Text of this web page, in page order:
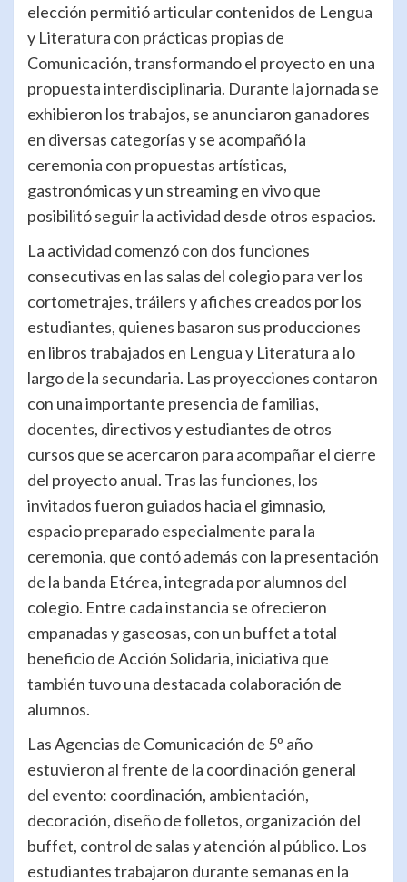
elección permitió articular contenidos de Lengua
y Literatura con prácticas propias de
Comunicación, transformando el proyecto en una
propuesta interdisciplinaria. Durante la jornada se
exhibieron los trabajos, se anunciaron ganadores
en diversas categorías y se acompañó la
ceremonia con propuestas artísticas,
gastronómicas y un streaming en vivo que
posibilitó seguir la actividad desde otros espacios.
La actividad comenzó con dos funciones
consecutivas en las salas del colegio para ver los
cortometrajes, tráilers y afiches creados por los
estudiantes, quienes basaron sus producciones
en libros trabajados en Lengua y Literatura a lo
largo de la secundaria. Las proyecciones contaron
con una importante presencia de familias,
docentes, directivos y estudiantes de otros
cursos que se acercaron para acompañar el cierre
del proyecto anual. Tras las funciones, los
invitados fueron guiados hacia el gimnasio,
espacio preparado especialmente para la
ceremonia, que contó además con la presentación
de la banda Etérea, integrada por alumnos del
colegio. Entre cada instancia se ofrecieron
empanadas y gaseosas, con un buffet a total
beneficio de Acción Solidaria, iniciativa que
también tuvo una destacada colaboración de
alumnos.
Las Agencias de Comunicación de 5º año
estuvieron al frente de la coordinación general
del evento: coordinación, ambientación,
decoración, diseño de folletos, organización del
buffet, control de salas y atención al público. Los
estudiantes trabajaron durante semanas en la